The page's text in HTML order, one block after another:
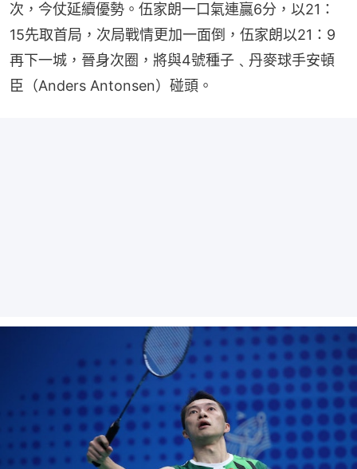
次，今仗延續優勢。伍家朗一口氣連贏6分，以21：
15先取首局，次局戰情更加一面倒，伍家朗以21：9
再下一城，晉身次圈，將與4號種子﹑丹麥球手安頓
臣（Anders Antonsen）碰頭。